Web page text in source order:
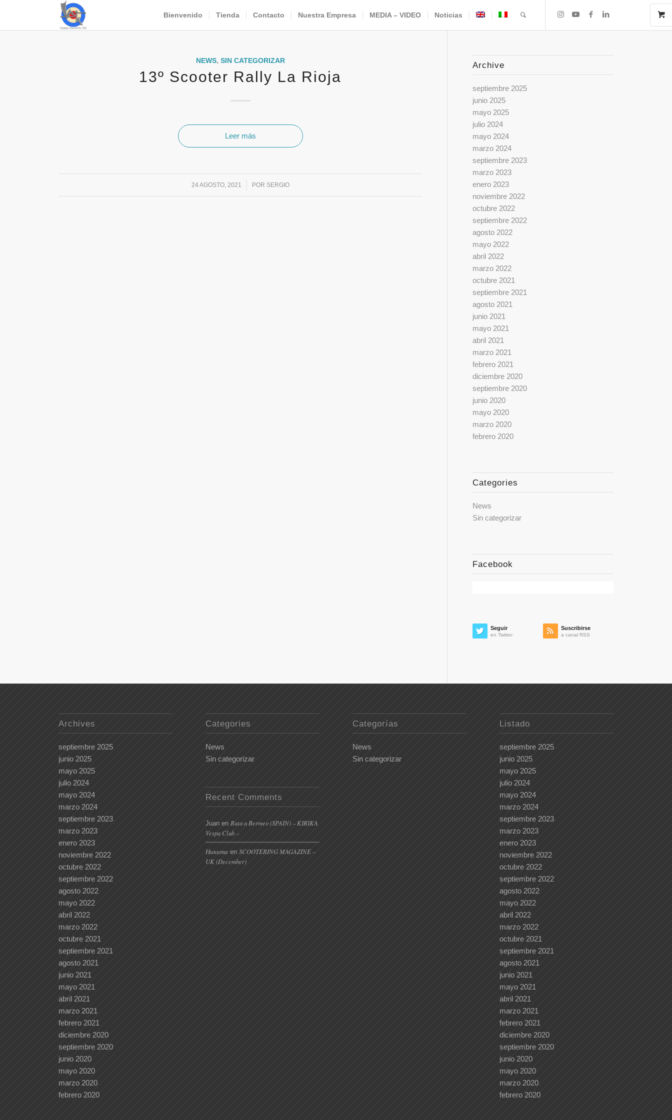
Bienvenido Tienda Contacto Nuestra Empresa MEDIA – VIDEO Noticias
NEWS, SIN CATEGORIZAR
13º Scooter Rally La Rioja
Leer más
24 AGOSTO, 2021
/ POR SERGIO
Archive
septiembre 2025
junio 2025
mayo 2025
julio 2024
mayo 2024
marzo 2024
septiembre 2023
marzo 2023
enero 2023
noviembre 2022
octubre 2022
septiembre 2022
agosto 2022
mayo 2022
abril 2022
marzo 2022
octubre 2021
septiembre 2021
agosto 2021
junio 2021
mayo 2021
abril 2021
marzo 2021
febrero 2021
diciembre 2020
septiembre 2020
junio 2020
mayo 2020
marzo 2020
febrero 2020
Categories
News
Sin categorizar
Facebook
Seguir
en Twitter
Suscribirse
a canal RSS
Archives
septiembre 2025
junio 2025
mayo 2025
julio 2024
mayo 2024
marzo 2024
septiembre 2023
marzo 2023
enero 2023
noviembre 2022
octubre 2022
septiembre 2022
agosto 2022
mayo 2022
abril 2022
marzo 2022
octubre 2021
septiembre 2021
agosto 2021
junio 2021
mayo 2021
abril 2021
marzo 2021
febrero 2021
diciembre 2020
septiembre 2020
junio 2020
mayo 2020
marzo 2020
febrero 2020
Categories
News
Sin categorizar
Recent Comments
Juan enRuta a Bermeo (SPAIN) – KIRIKA
Vespa Club –
Никита enSCOOTERING MAGAZINE –
UK (December)
Categorías
News
Sin categorizar
Listado
septiembre 2025
junio 2025
mayo 2025
julio 2024
mayo 2024
marzo 2024
septiembre 2023
marzo 2023
enero 2023
noviembre 2022
octubre 2022
septiembre 2022
agosto 2022
mayo 2022
abril 2022
marzo 2022
octubre 2021
septiembre 2021
agosto 2021
junio 2021
mayo 2021
abril 2021
marzo 2021
febrero 2021
diciembre 2020
septiembre 2020
junio 2020
mayo 2020
marzo 2020
febrero 2020